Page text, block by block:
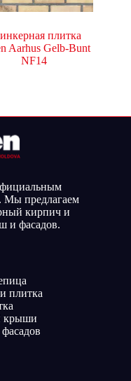
плитка
Aarhus Gelb-Bunt
NF14
Мы предлагаем
кирпич и
и фасадов.
плитка
крыши